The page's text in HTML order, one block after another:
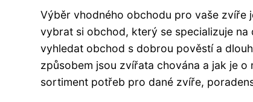
Výběr vhodného obchodu pro vaše zvíře
vybrat si obchod, který se specializuje
vyhledat obchod s dobrou pověstí a
způsobem jsou zvířata chována a jak je
sortiment potřeb pro dané zvíře,